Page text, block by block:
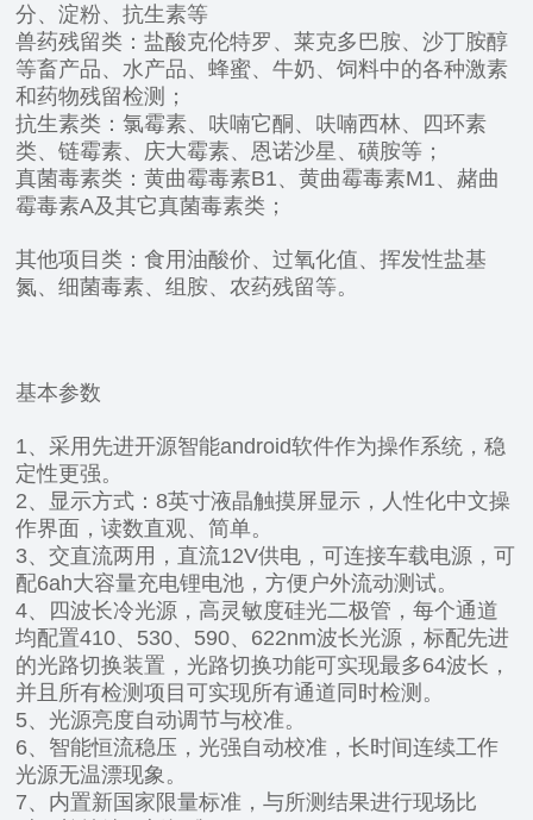
分、淀粉、抗生素等
兽药残留类：盐酸克伦特罗、莱克多巴胺、沙丁胺醇
等畜产品、水产品、蜂蜜、牛奶、饲料中的各种激素
和药物残留检测；
抗生素类：氯霉素、呋喃它酮、呋喃西林、四环素
类、链霉素、庆大霉素、恩诺沙星、磺胺等；
真菌毒素类：黄曲霉毒素B1、黄曲霉毒素M1、赭曲
霉毒素A及其它真菌毒素类；
其他项目类：食用油酸价、过氧化值、挥发性盐基
氮、细菌毒素、组胺、农药残留等。
基本参数
1、采用先进开源智能android软件作为操作系统，稳
定性更强。
2、显示方式：8英寸液晶触摸屏显示，人性化中文操
作界面，读数直观、简单。
3、交直流两用，直流12V供电，可连接车载电源，可
配6ah大容量充电锂电池，方便户外流动测试。
4、四波长冷光源，高灵敏度硅光二极管，每个通道
均配置410、530、590、622nm波长光源，标配先进
的光路切换装置，光路切换功能可实现最多64波长，
并且所有检测项目可实现所有通道同时检测。
5、光源亮度自动调节与校准。
6、智能恒流稳压，光强自动校准，长时间连续工作
光源无温漂现象。
7、内置新国家限量标准，与所测结果进行现场比